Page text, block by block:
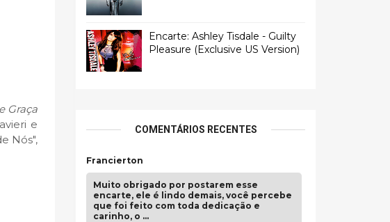
Graça
e
Nós",
Encarte: Ashley Tisdale - Guilty
Pleasure (Exclusive US Version)
COMENTÁRIOS RECENTES
Francierton
Muito obrigado por postarem esse
encarte, ele é lindo demais, você percebe
que foi feito com toda dedicação e
carinho, o …